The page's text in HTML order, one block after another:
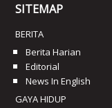
SITEMAP
BERITA
Berita Harian
Editorial
News In English
GAYA HIDUP